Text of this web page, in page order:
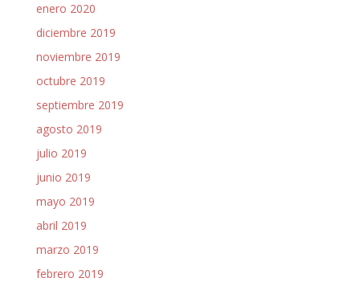
enero 2020
diciembre 2019
noviembre 2019
octubre 2019
septiembre 2019
agosto 2019
julio 2019
junio 2019
mayo 2019
abril 2019
marzo 2019
febrero 2019